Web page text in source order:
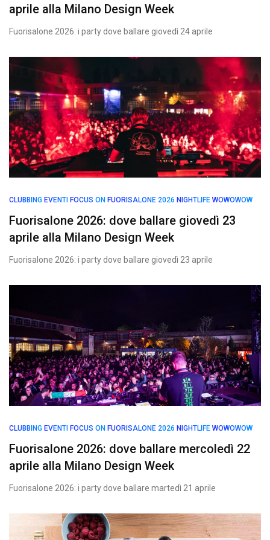
aprile alla Milano Design Week
Fuorisalone 2026: i party dove ballare giovedì 24 aprile
CLUBBING EVENTI FOCUS ON FUORISALONE 2026 NIGHTLIFE WOWOWOW
Fuorisalone 2026: dove ballare giovedì 23
aprile alla Milano Design Week
Fuorisalone 2026: i party dove ballare giovedì 23 aprile
CLUBBING EVENTI FOCUS ON FUORISALONE 2026 NIGHTLIFE WOWOWOW
Fuorisalone 2026: dove ballare mercoledì 22
aprile alla Milano Design Week
Fuorisalone 2026: i party dove ballare martedì 21 aprile